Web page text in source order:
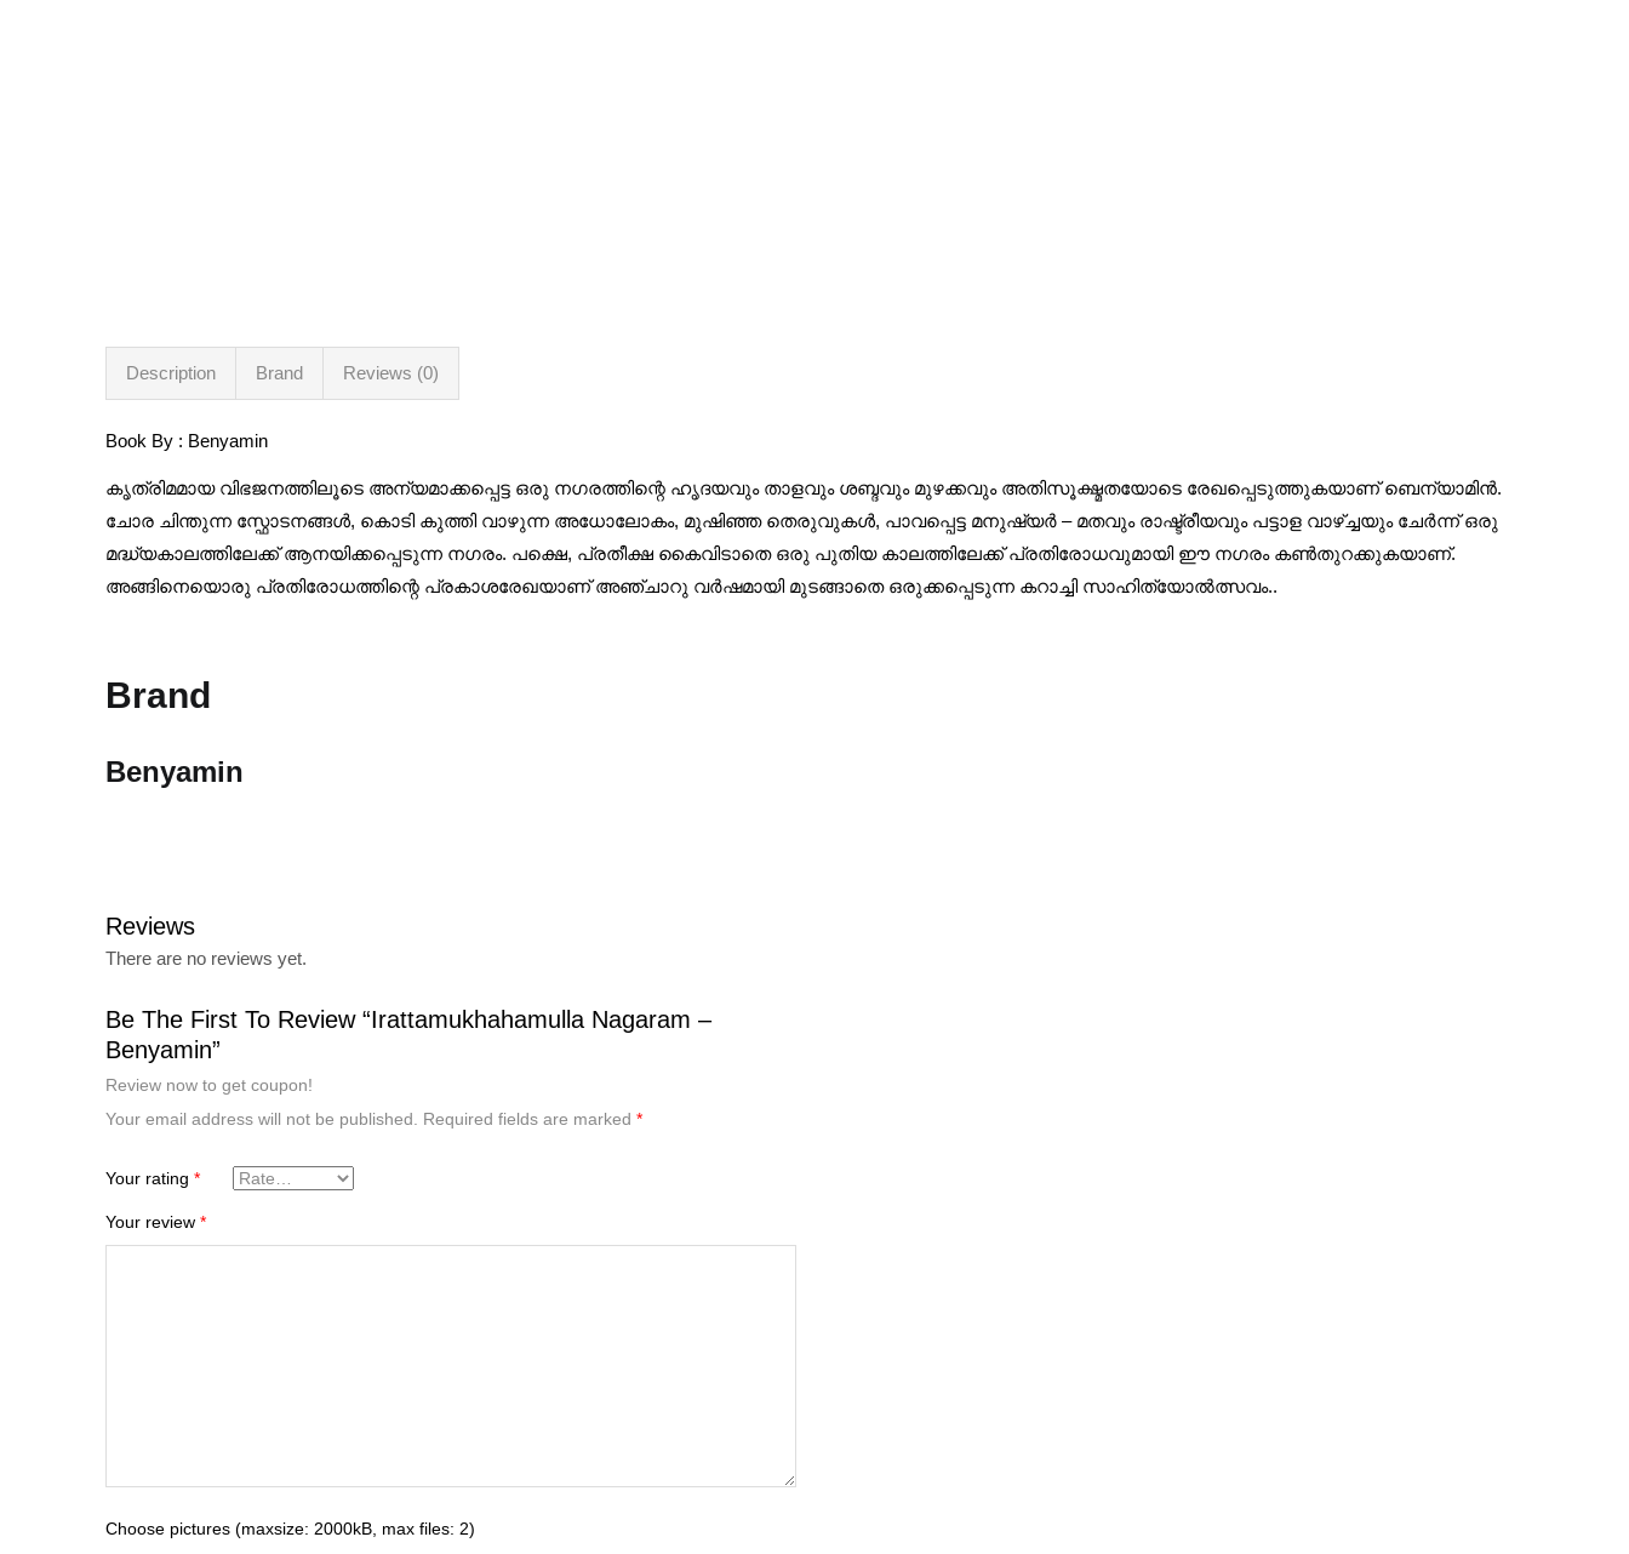
Description Brand Reviews (0)
Book By : Benyamin
കൃത്രിമമായ വിഭജനത്തിലൂടെ അന്യമാക്കപ്പെട്ട ഒരു നഗരത്തിന്റെ ഹൃദയവും താളവും ശബ്ദവും മുഴക്കവും അതിസൂക്ഷ്മതയോടെ രേഖപ്പെടുത്തുകയാണ് ബെന്യാമിൻ.
ചോര ചിന്തുന്ന സ്ഫോടനങ്ങൾ, കൊടി കുത്തി വാഴുന്ന അധോലോകം, മുഷിഞ്ഞ തെരുവുകൾ, പാവപ്പെട്ട മനുഷ്യർ – മതവും രാഷ്ട്രീയവും പട്ടാള വാഴ്ച്ചയും ചേർന്ന് ഒരു
മദ്ധ്യകാലത്തിലേക്ക് ആനയിക്കപ്പെടുന്ന നഗരം. പക്ഷെ, പ്രതീക്ഷ കൈവിടാതെ ഒരു പുതിയ കാലത്തിലേക്ക്‌ പ്രതിരോധവുമായി ഈ നഗരം കണ്‍തുറക്കുകയാണ്.
അങ്ങിനെയൊരു പ്രതിരോധത്തിന്റെ പ്രകാശരേഖയാണ്‌ അഞ്ചാറു വർഷമായി മുടങ്ങാതെ ഒരുക്കപ്പെടുന്ന കറാച്ചി സാഹിത്യോൽത്സവം..
Brand
Benyamin
Reviews
There are no reviews yet.
Be The First To Review “Irattamukhahamulla Nagaram –
Benyamin”
Review now to get coupon!
Your email address will not be published.
Required fields are marked *
Your rating *
Your review *
Choose pictures (maxsize: 2000kB, max files: 2)